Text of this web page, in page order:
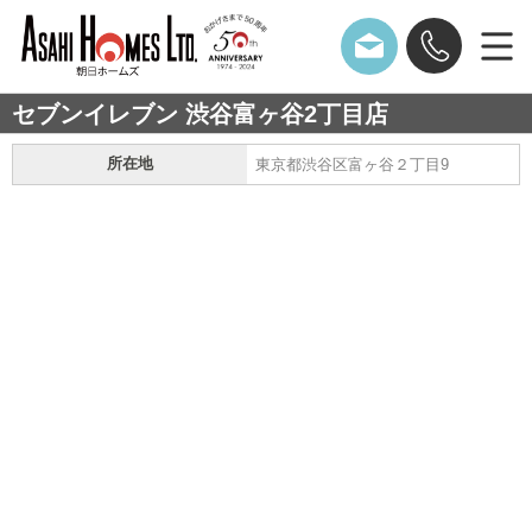
セブンイレブン 渋谷富ヶ谷2丁目店
所在地 東京都渋谷区富ヶ谷２丁目9